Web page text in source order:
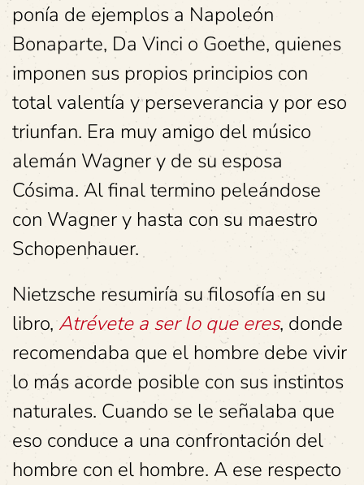
ponía de ejemplos a Napoleón
Bonaparte, Da Vinci o Goethe, quienes
imponen sus propios principios con
total valentía y perseverancia y por eso
triunfan. Era muy amigo del músico
alemán Wagner y de su esposa
Cósima. Al final termino peleándose
con Wagner y hasta con su maestro
Schopenhauer.
Nietzsche resumiría su filosofía en su
libro,Atrévete a ser lo que eres, donde
recomendaba que el hombre debe vivir
lo más acorde posible con sus instintos
naturales. Cuando se le señalaba que
eso conduce a una confrontación del
hombre con el hombre. A ese respecto